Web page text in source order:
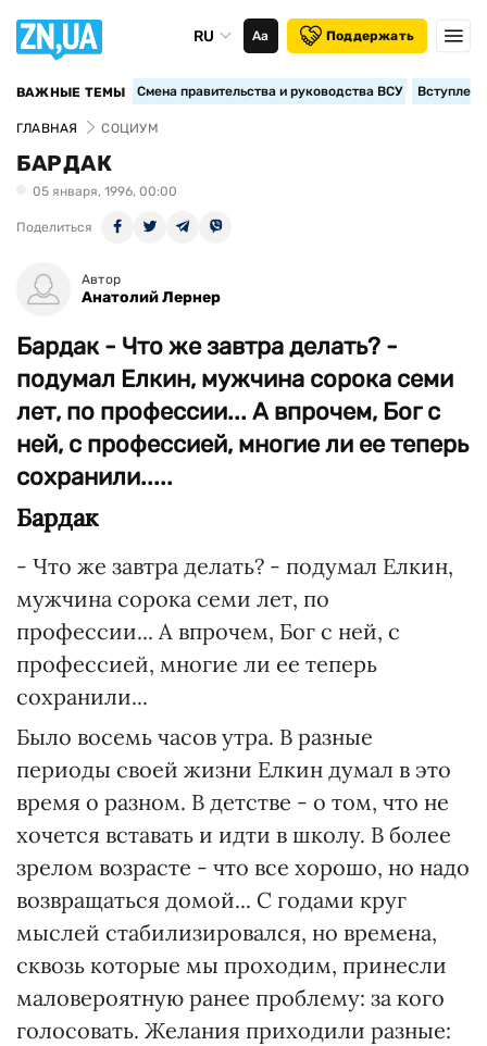
RU Аа Поддержать
ВАЖНЫЕ ТЕМЫ Смена правительства и руководства ВСУ
ГЛАВНАЯ СОЦИУМ
БАРДАК
05 января, 1996, 00:00
Поделиться
Автор
Анатолий Лернер
Бардак - Что же завтра делать? -
подумал Елкин, мужчина сорока семи
лет, по профессии... А впрочем, Бог с
ней, с профессией, многие ли ее теперь
сохранили.....
Бардак
- Что же завтра делать? - подумал Елкин,
мужчина сорока семи лет, по
профессии... А впрочем, Бог с ней, с
профессией, многие ли ее теперь
сохранили...
Было восемь часов утра. В разные
периоды своей жизни Елкин думал в это
время о разном. В детстве - о том, что не
хочется вставать и идти в школу. В более
зрелом возрасте - что все хорошо, но надо
возвращаться домой... С годами круг
мыслей стабилизировался, но времена,
сквозь которые мы проходим, принесли
маловероятную ранее проблему: за кого
голосовать. Желания приходили разные: